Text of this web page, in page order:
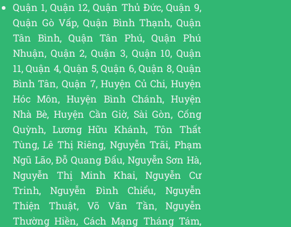
Quận 1, Quận 12, Quận Thủ Đức, Quận 9,
Quận Gò Vấp, Quận Bình Thạnh, Quận
Tân Bình, Quận Tân Phú, Quận Phú
Nhuận, Quận 2, Quận 3, Quận 10, Quận
11, Quận 4, Quận 5, Quận 6, Quận 8, Quận
Bình Tân, Quận 7, Huyện Củ Chi, Huyện
Hóc Môn, Huyện Bình Chánh, Huyện
Nhà Bè, Huyện Cần Giờ, Sài Gòn, Cống
Quỳnh, Lương Hữu Khánh, Tôn Thất
Tùng, Lê Thị Riêng, Nguyễn Trãi, Phạm
Ngũ Lão, Đỗ Quang Đẩu, Nguyễn Sơn Hà,
Nguyễn Thị Minh Khai, Nguyễn Cư
Trinh, Nguyễn Đình Chiểu, Nguyễn
Thiện Thuật, Võ Văn Tần, Nguyễn
Thường Hiền, Cách Mạng Tháng Tám,